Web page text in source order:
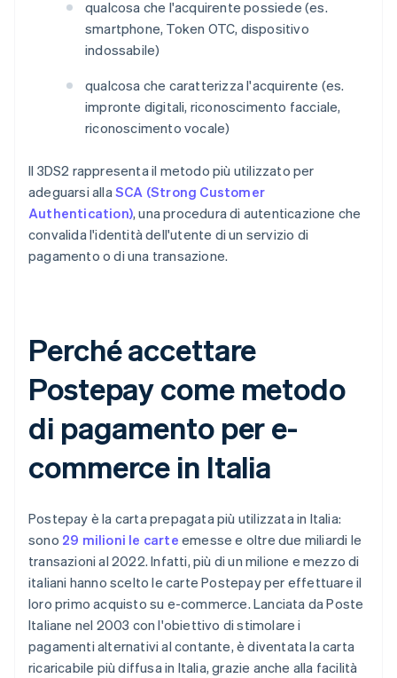
qualcosa che l'acquirente possiede (es.
smartphone, Token OTC, dispositivo
indossabile)
qualcosa che caratterizza l'acquirente (es.
impronte digitali, riconoscimento facciale,
riconoscimento vocale)
Il 3DS2 rappresenta il metodo più utilizzato per
adeguarsi allaSCA (Strong Customer
Authentication), una procedura di autenticazione che
convalida l'identità dell'utente di un servizio di
pagamento o di una transazione.
Perché accettare
Postepay come metodo
di pagamento per e-
commerce in Italia
Postepay è la carta prepagata più utilizzata in Italia:
sono 29 milioni le carte emesse e oltre due miliardi le
transazioni al 2022. Infatti, più di un milione e mezzo di
italiani hanno scelto le carte Postepay per effettuare il
loro primo acquisto su e-commerce. Lanciata da Poste
Italiane nel 2003 con l'obiettivo di stimolare i
pagamenti alternativi al contante, è diventata la carta
ricaricabile più diffusa in Italia, grazie anche alla facilità